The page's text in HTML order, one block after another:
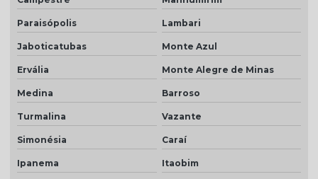
Paraisópolis Lambari
Jaboticatubas Monte Azul
Ervália Monte Alegre de Minas
Medina Barroso
Turmalina Vazante
Simonésia Caraí
Ipanema Itaobim